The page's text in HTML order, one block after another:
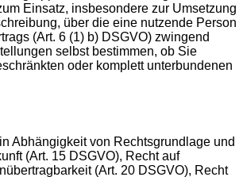
Einsatz, insbesondere zur Umsetzung
über die eine nutzende Person
(Art. 6 (1) b) DSGVO) zwingend
selbst bestimmen, ob Sie
oder komplett unterbundenen
Abhängigkeit von Rechtsgrundlage und
(Art. 15 DSGVO), Recht auf
(Art. 20 DSGVO), Recht